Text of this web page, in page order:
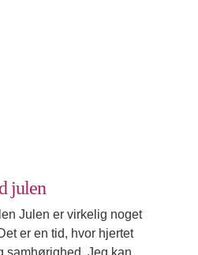
julen
Julen er virkelig noget
er en tid, hvor hjertet
samhørighed. Jeg kan